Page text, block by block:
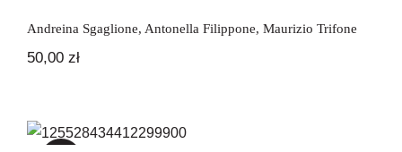
Andreina Sgaglione, Antonella Filippone, Maurizio Trifone
50,00 zł
Affresco Italiano B2 – libro dello
studente + CD audio